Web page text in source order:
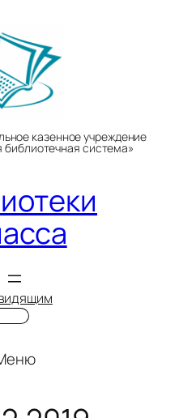
казенное учреждение
библиотечная система»